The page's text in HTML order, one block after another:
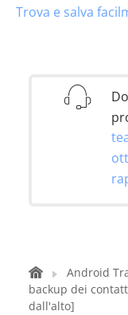
Trova e salva
Android
backup dei
dall'alto]